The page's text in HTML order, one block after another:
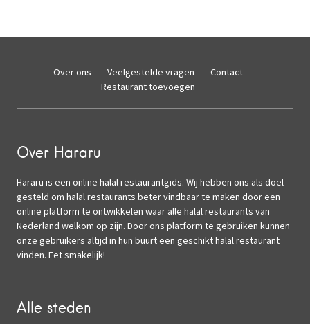
Over ons Veelgestelde vragen
Contact
Restaurant toevoegen
Over Hararu
Hararu is een online halal restaurantgids. Wij hebben ons als doel
gesteld om halal restaurants beter vindbaar te maken door een
online platform te ontwikkelen waar alle halal restaurants van
Nederland welkom op zijn. Door ons platform te gebruiken kunnen
onze gebruikers altijd in hun buurt een geschikt halal restaurant
vinden. Eet smakelijk!
Alle steden